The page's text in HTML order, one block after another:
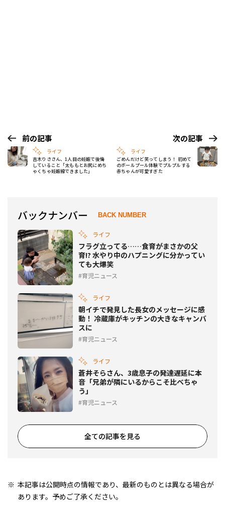
前の記事
ライフ
吉木りささん、1人目の妊娠で後悔
していること「太ももとお尻にめち
ゃくちゃ妊娠線できました」
次の記事
ライフ
ごめんだけど笑ってしまう！ 初めて
のボールプール体験でプルプルする
赤ちゃんが可愛すぎた
バックナンバー BACK NUMBER
ライフ
フラグ立ってる……食育がまさかの父
育!? 水やり中のハプニングに分かってい
ても大爆笑
育児ニュース
ライフ
朝イチで発見した長女のメッセージに感
動！ 冷蔵庫がキッチンの大きなキャンバ
スに
育児ニュース
ライフ
蒼井そらさん、3歳息子の発達遅延に本
音「兄弟が隣にいるからこそ比べちゃ
う」
育児ニュース
全ての記事を見る
本記事は公開時点の情報であり、最新のものとは異なる場合が
あります。予めご了承ください。